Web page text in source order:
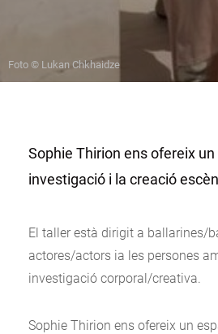
Foto © Lukan Chkhaidze
Sophie Thirion ens ofereix un
investigació i la creació
El taller està dirigit a ballarines/
actores/actors ia les persones
investigació corporal/creativa.
Sophie Thirion ens ofereix un